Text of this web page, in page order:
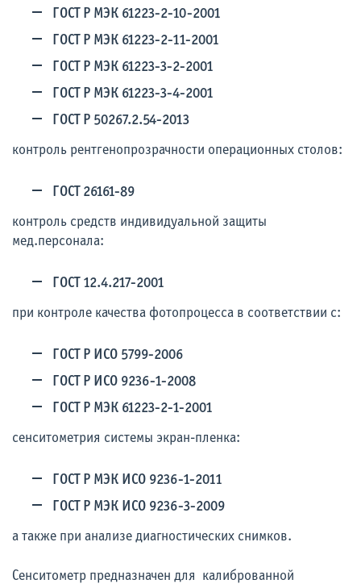
ГОСТ Р МЭК 61223-2-10-2001
ГОСТ Р МЭК 61223-2-11-2001
ГОСТ Р МЭК 61223-3-2-2001
ГОСТ Р МЭК 61223-3-4-2001
ГОСТ Р 50267.2.54-2013
контроль рентгенопрозрачности операционных столов:
ГОСТ 26161-89
контроль средств индивидуальной защиты
мед.персонала:
ГОСТ 12.4.217-2001
при контроле качества фотопроцесса в соответствии с:
ГОСТ Р ИСО 5799-2006
ГОСТ Р ИСО 9236-1-2008
ГОСТ Р МЭК 61223-2-1-2001
сенситометрия системы экран-пленка:
ГОСТ Р МЭК ИСО 9236-1-2011
ГОСТ Р МЭК ИСО 9236-3-2009
а также при анализе диагностических снимков.
Сенситометр предназначен для калиброванной